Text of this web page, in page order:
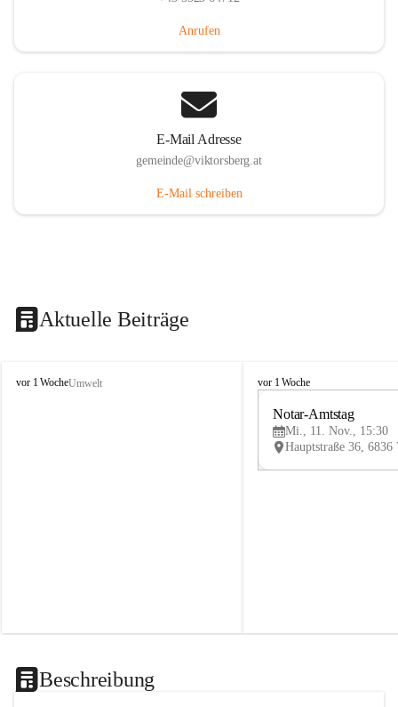
Anrufen
E-Mail Adresse
gemeinde@viktorsberg.at
E-Mail schreiben
Aktuelle Beiträge
V
vor 1 WocheUmwelt
V
vor 1 Woche
Notar-Amtstag
Mi., 11. Nov., 15:30
Beschreibung